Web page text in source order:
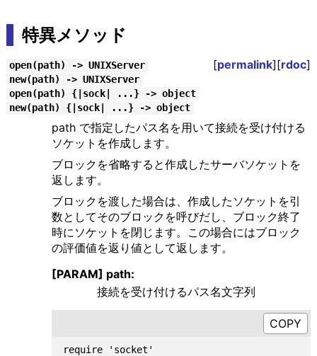
特異メソッド
open(path) -> UNIXServer [permalink][rdoc]
new(path) -> UNIXServer
open(path) {|sock| ...} -> object
new(path) {|sock| ...} -> object
path で指定したパス名を用いて接続を受け付ける
ソケットを作成します。
ブロックを省略すると作成したサーバソケットを
返します。
ブロックを渡した場合は、作成したソケットを引
数としてそのブロックを呼びだし、ブロック終了
時にソケットを閉じます。この場合にはブロック
の評価値を返り値として返します。
[PARAM] path:
接続を受け付けるパス名文字列
require 'socket'